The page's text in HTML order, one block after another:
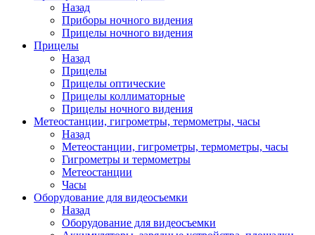
Назад
Приборы ночного видения
Прицелы ночного видения
Прицелы
Назад
Прицелы
Прицелы оптические
Прицелы коллиматорные
Прицелы ночного видения
Метеостанции, гигрометры, термометры, часы
Назад
Метеостанции, гигрометры, термометры, часы
Гигрометры и термометры
Метеостанции
Часы
Оборудование для видеосъемки
Назад
Оборудование для видеосъемки